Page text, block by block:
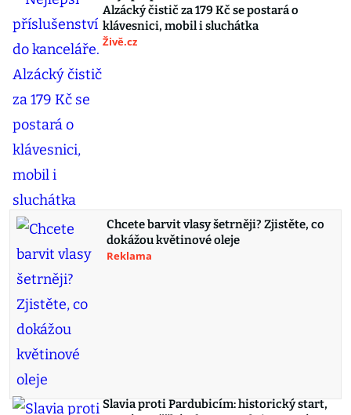
Alzácký čistič za 179 Kč se postará o
klávesnici, mobil i sluchátka
Živě.cz
Chcete barvit vlasy šetrněji? Zjistěte, co
dokážou květinové oleje
Reklama
Slavia proti Pardubicím: historický start,